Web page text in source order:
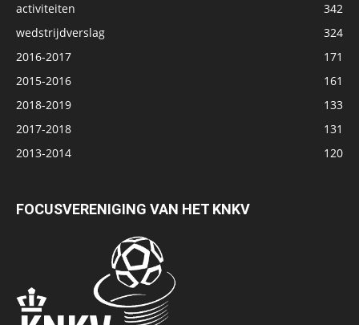
activiteiten
342
wedstrijdverslag
324
2016-2017
171
2015-2016
161
2018-2019
133
2017-2018
131
2013-2014
120
FOCUSVERENIGING VAN HET KNKV